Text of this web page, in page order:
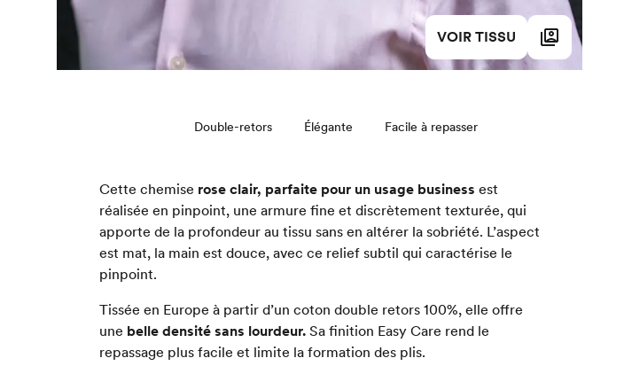
VOIR TISSU
Double-retors Élégante Facile à repasser
Cette chemise rose clair, parfaite pour un usage business est
réalisée en pinpoint, une armure fine et discrètement texturée, qui
apporte de la profondeur au tissu sans en altérer la sobriété. L’aspect
est mat, la main est douce, avec ce relief subtil qui caractérise le
pinpoint.
Tissée en Europe à partir d’un coton double retors 100%, elle offre
une belle densité sans lourdeur. Sa finition Easy Care rend le
repassage plus facile et limite la formation des plis.